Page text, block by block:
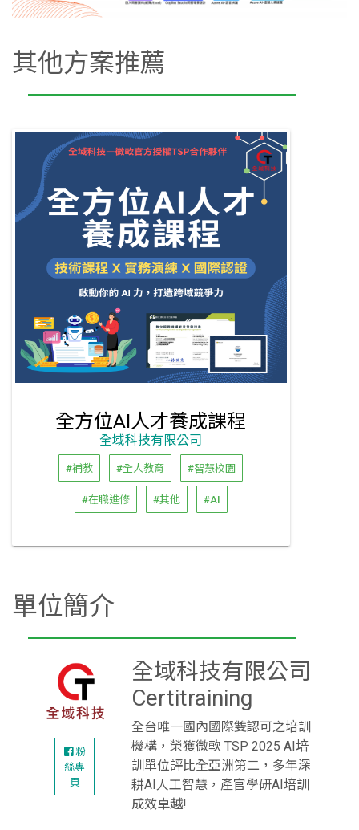
其他方案推薦
全方位AI人才養成課程
全域科技有限公司
#補教 #全人教育 #智慧校園
#在職進修 #其他 #AI
單位簡介
粉
絲專
頁
全域科技有限公司
Certitraining
全台唯一國內國際雙認可之培訓
機構，榮獲微軟 TSP 2025 AI培
訓單位評比全亞洲第二，多年深
耕AI人工智慧，產官學研AI培訓
成效卓越!